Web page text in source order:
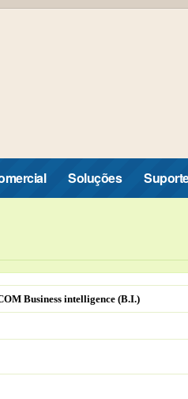
Soluções
Business intelligence (B.I.)